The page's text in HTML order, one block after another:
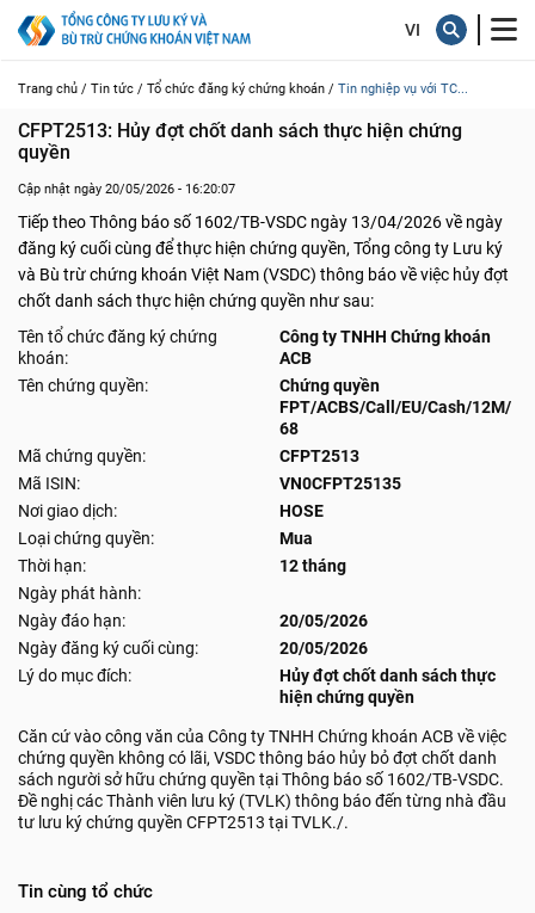
Trang chủ / Tin tức / Tổ chức đăng ký chứng khoán / Tin nghiệp vụ với TC...
CFPT2513: Hủy đợt chốt danh sách thực hiện chứng
quyền
Cập nhật ngày 20/05/2026 - 16:20:07
Tiếp theo Thông báo số 1602/TB-VSDC ngày 13/04/2026 về ngày
đăng ký cuối cùng để thực hiện chứng quyền, Tổng công ty Lưu ký
và Bù trừ chứng khoán Việt Nam (VSDC) thông báo về việc hủy đợt
chốt danh sách thực hiện chứng quyền như sau:
Tên tổ chức đăng ký chứng
khoán:
Công ty TNHH Chứng khoán
ACB
Tên chứng quyền:
Chứng quyền
FPT/ACBS/Call/EU/Cash/12M/
68
Mã chứng quyền:
CFPT2513
Mã ISIN:
VN0CFPT25135
Nơi giao dịch:
HOSE
Loại chứng quyền:
Mua
Thời hạn:
12 tháng
Ngày phát hành:
Ngày đáo hạn:
20/05/2026
Ngày đăng ký cuối cùng:
20/05/2026
Lý do mục đích:
Hủy đợt chốt danh sách thực
hiện chứng quyền
Căn cứ vào công văn của Công ty TNHH Chứng khoán ACB về việc
chứng quyền không có lãi, VSDC thông báo hủy bỏ đợt chốt danh
sách người sở hữu chứng quyền tại Thông báo số 1602/TB-VSDC.
Đề nghị các Thành viên lưu ký (TVLK) thông báo đến từng nhà đầu
tư lưu ký chứng quyền CFPT2513 tại TVLK./.
Tin cùng tổ chức